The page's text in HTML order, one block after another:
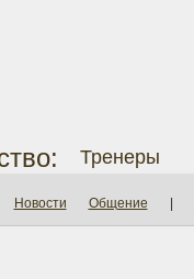
Тренеры
Новости Общение